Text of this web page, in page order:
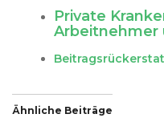
Private
Arbeitnehmer
Ähnliche Beiträge